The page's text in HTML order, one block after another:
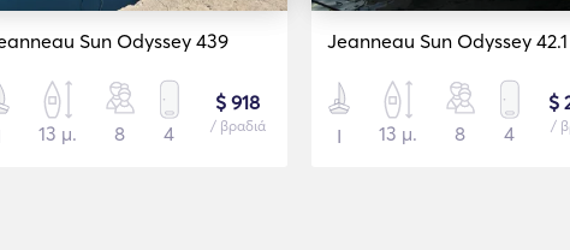
Sun Odyssey 439
13 μ. 8 4
$ 918
/ βραδιά
Jeanneau Sun Odyssey 42.1
Ι 13 μ. 8 4
$
/